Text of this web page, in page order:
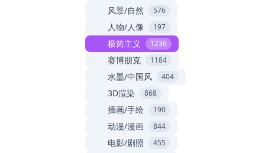
风景/自然 576
人物/人像 197
极简主义 1236
赛博朋克 1184
水墨/中国风 404
3D渲染 868
插画/手绘 190
动漫/漫画 844
电影/剧照 455